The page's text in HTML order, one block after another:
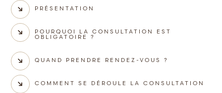
PRÉSENTATION
POURQUOI LA CONSULTATION EST
OBLIGATOIRE ?
QUAND PRENDRE RENDEZ-VOUS ?
COMMENT SE DÉROULE LA CONSULTATION